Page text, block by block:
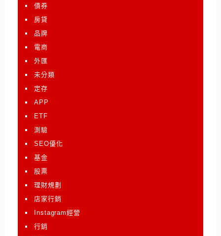
債券
房貸
品牌
電商
外匯
未分類
定存
APP
ETF
測驗
SEO優化
基金
股票
理財規劃
店家行銷
Instagram經營
行銷